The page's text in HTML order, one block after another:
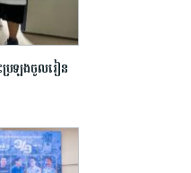
ប្រឡងចូលរៀន